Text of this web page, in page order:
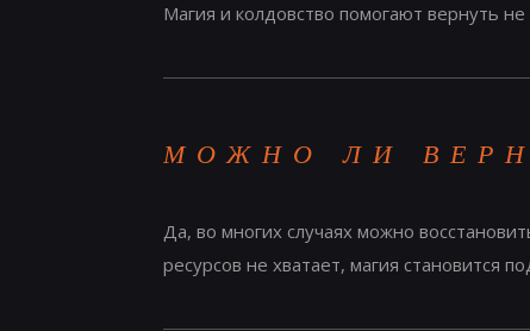
Магия и колдовство помогают вернуть
МОЖНО ЛИ
Да, во многих случаях можно
ресурсов не хватает, магия становится